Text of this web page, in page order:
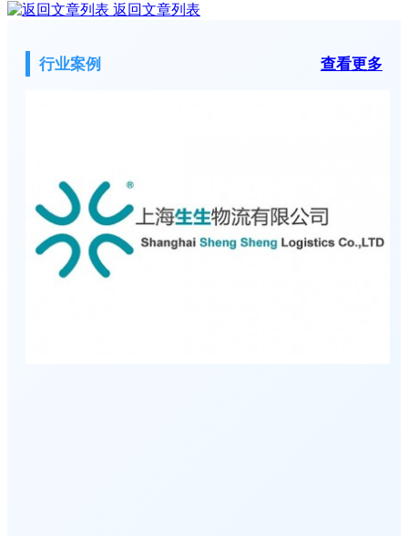
返回文章列表
行业案例 查看更多